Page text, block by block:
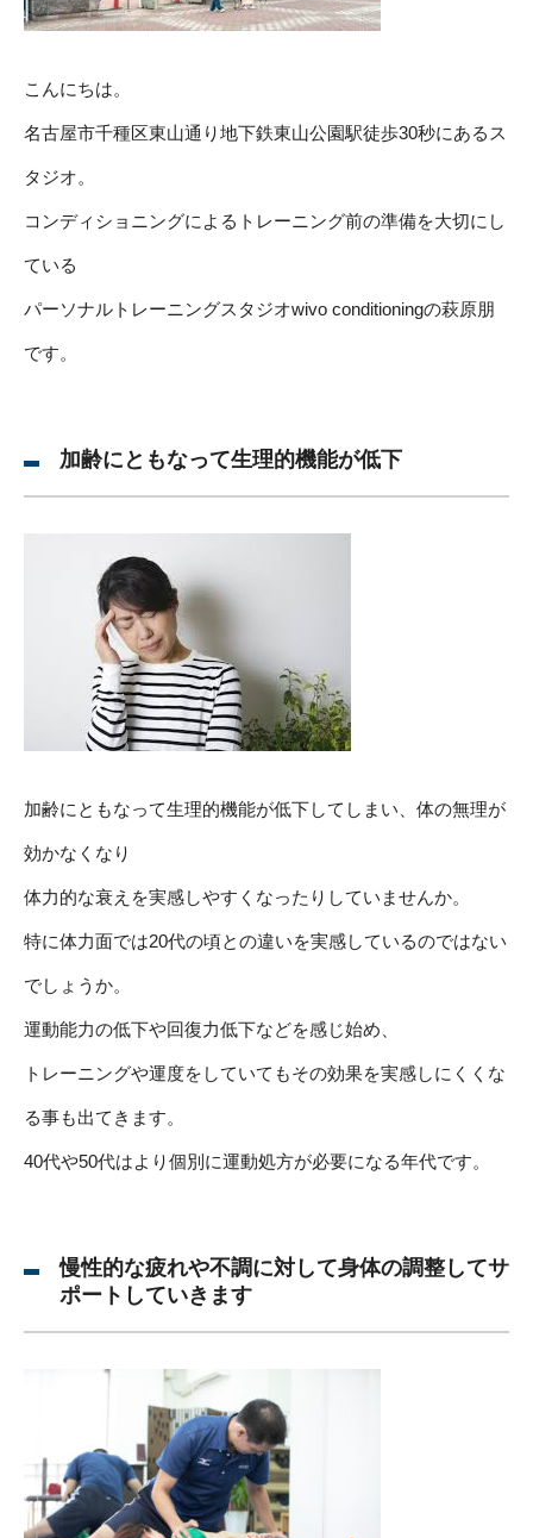
こんにちは。
名古屋市千種区東山通り地下鉄東山公園駅徒歩30秒にあるス
タジオ。
コンディショニングによるトレーニング前の準備を大切にし
ている
パーソナルトレーニングスタジオwivo conditioningの萩原朋
です。
加齢にともなって生理的機能が低下
加齢にともなって生理的機能が低下してしまい、体の無理が
効かなくなり
体力的な衰えを実感しやすくなったりしていませんか。
特に体力面では20代の頃との違いを実感しているのではない
でしょうか。
運動能力の低下や回復力低下などを感じ始め、
トレーニングや運度をしていてもその効果を実感しにくくな
る事も出てきます。
40代や50代はより個別に運動処方が必要になる年代です。
慢性的な疲れや不調に対して身体の調整してサ
ポートしていきます